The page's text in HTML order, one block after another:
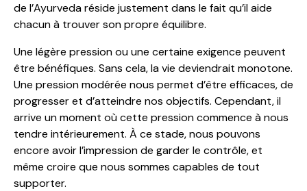
de l’Ayurveda réside justement dans le fait qu’il aide
chacun à trouver son propre équilibre.
Une légère pression ou une certaine exigence peuvent
être bénéfiques. Sans cela, la vie deviendrait monotone.
Une pression modérée nous permet d’être efficaces, de
progresser et d’atteindre nos objectifs. Cependant, il
arrive un moment où cette pression commence à nous
tendre intérieurement. À ce stade, nous pouvons
encore avoir l’impression de garder le contrôle, et
même croire que nous sommes capables de tout
supporter.